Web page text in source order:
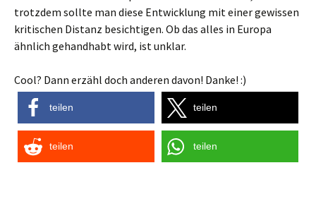
trotzdem sollte man diese Entwicklung mit einer gewissen
kritischen Distanz besichtigen. Ob das alles in Europa
ähnlich gehandhabt wird, ist unklar.
Cool? Dann erzähl doch anderen davon! Danke! :)
teilen teilen
teilen teilen